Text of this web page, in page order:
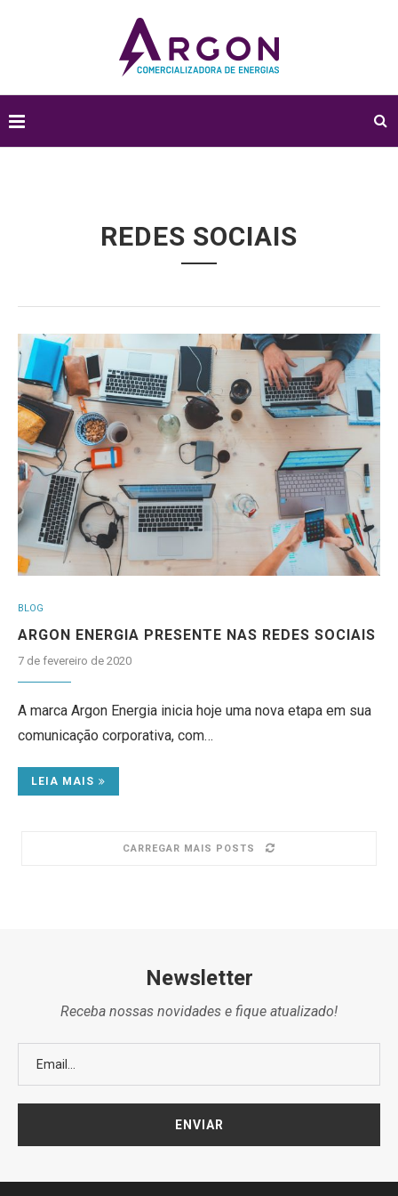
Home
REDES SOCIAIS
BLOG
ARGON ENERGIA PRESENTE NAS REDES SOCIAIS
7 de fevereiro de 2020
A marca Argon Energia inicia hoje uma nova etapa em sua
comunicação corporativa, com…
LEIA MAIS
CARREGAR MAIS POSTS
Newsletter
Receba nossas novidades e fique atualizado!